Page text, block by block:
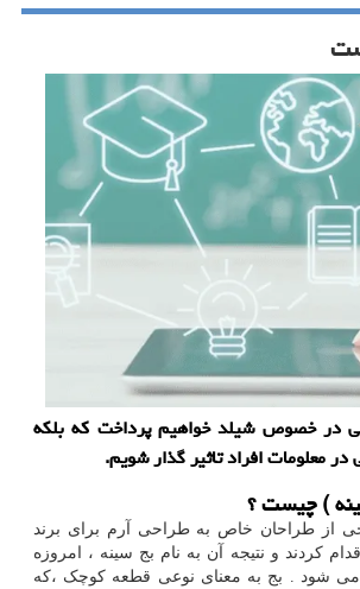
در خصوص شیلد خواهیم پرداخت كه بلكه
معلومات افراد تاثیر گذار شویم.
) چیست ؟
از طراحان خاص به طراحی آرم برای برند
کردند و نتیجه آن به نام بج سینه ، امروزه
می شود . بج به معنای نوعی قطعه کوچک ،که